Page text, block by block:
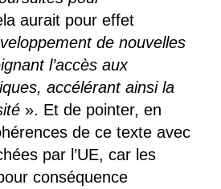
aurait pour effet
de nouvelles
l’accès aux
accélérant ainsi la
». Et de pointer, en
de ce texte avec
par l’UE, car les
conséquence